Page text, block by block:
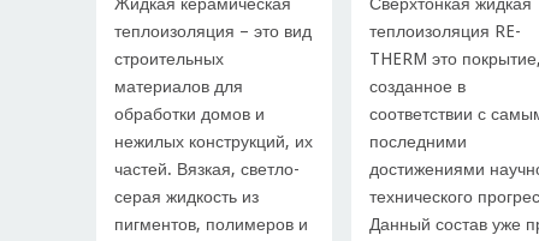
Жидкая керамическая
теплоизоляция – это вид
строительных
материалов для
обработки домов и
нежилых конструкций, их
частей. Вязкая, светло-
серая жидкость из
пигментов, полимеров и
Сверхтонкая жидкая
теплоизоляция RE-
THERM это
созданное в
соответствии с
последними
достижениями
технического
Данный состав уже